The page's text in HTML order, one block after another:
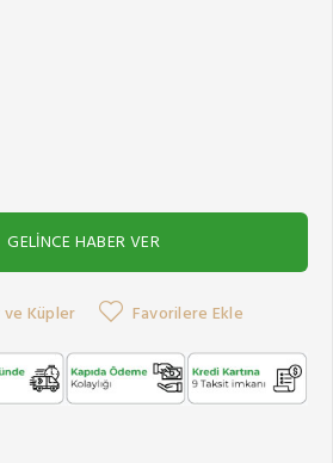
GELİNCE HABER VER
ve Küpler Favorilere Ekle